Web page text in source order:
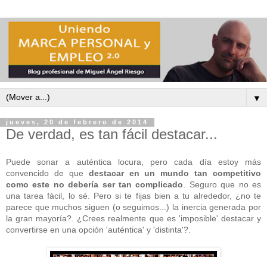
▼
jueves, 20 de febrero de 2014
De verdad, es tan fácil destacar...
Puede sonar a auténtica locura, pero cada día estoy más
convencido de que destacar en un mundo tan competitivo
como este no debería ser tan complicado. Seguro que no es
una tarea fácil, lo sé. Pero si te fijas bien a tu alrededor, ¿no te
parece que muchos siguen (o seguimos...) la inercia generada por
la gran mayoría?. ¿Crees realmente que es 'imposible' destacar y
convertirse en una opción 'auténtica' y 'distinta'?.